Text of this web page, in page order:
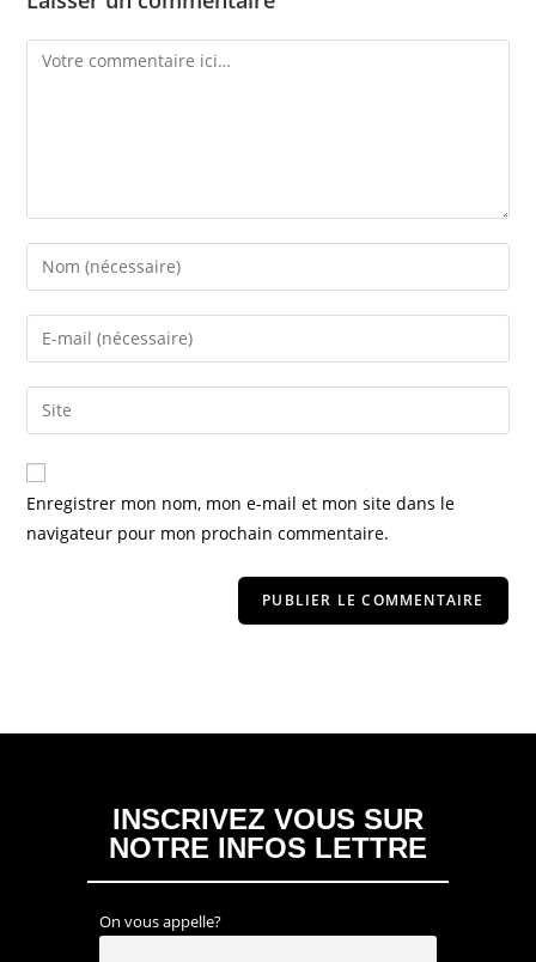
Enregistrer mon nom, mon e-mail et mon site dans le
navigateur pour mon prochain commentaire.
INSCRIVEZ VOUS SUR
NOTRE INFOS LETTRE
On vous appelle?